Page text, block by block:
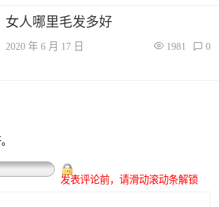
女人哪里毛发多好
2020 年 6 月 17 日 1981 0
发表评论前，请滑动滚动条解锁